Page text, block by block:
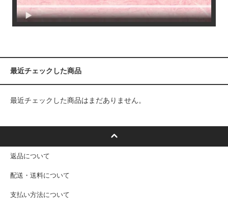
最近チェックした商品
最近チェックした商品はまだありません。
返品について
配送・送料について
支払い方法について